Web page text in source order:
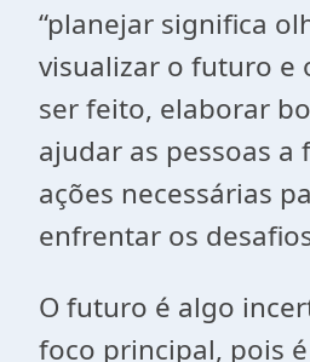
“planejar significa
visualizar o futuro e
ser feito, elaborar
ajudar as pessoas a
ações necessárias
enfrentar os
O futuro é algo
foco principal, pois